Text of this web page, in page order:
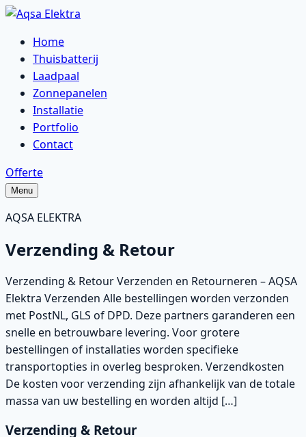
Skip
contentHome
Thuisbatterij
Laadpaal
Zonnepanelen
Installatie
Portfolio
Contact
Offerte
Menu
AQSA ELEKTRA
Verzending & Retour
Verzending & Retour Verzenden en Retourneren – AQSA
Elektra Verzenden Alle bestellingen worden verzonden
met PostNL, GLS of DPD. Deze partners garanderen een
snelle en betrouwbare levering. Voor grotere
bestellingen of installaties worden specifieke
transportopties in overleg besproken. Verzendkosten
De kosten voor verzending zijn afhankelijk van de totale
massa van uw bestelling en worden altijd […]
Verzending & Retour